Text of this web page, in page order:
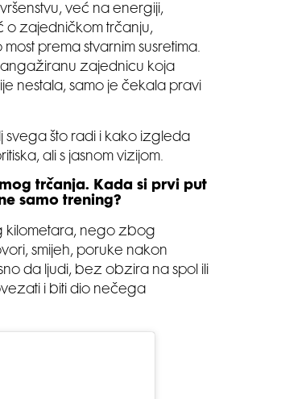
već na energiji,
o zajedničkom trčanju,
prema stvarnim susretima.
zajednicu koja
nestala, samo je čekala pravi
svega što radi i kako izgleda
ali s jasnom vizijom.
trčanja. Kada si prvi put
samo trening?
kilometara, nego zbog
smijeh, poruke nakon
da ljudi, bez obzira na spol ili
i biti dio nečega